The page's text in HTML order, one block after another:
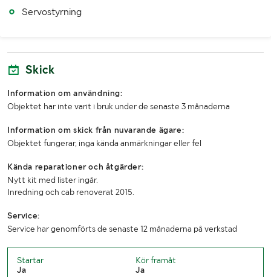
Fordonskategori EU
1:a reg./1:a trafik sv.
Senaste godkända besiktning
Antal nycklar
MÅTT OCH VIKT:
Tjänstevikt / Lastvikt (kg)
Totalvikt (kg)
Längd (mm)
Servostyrning
Skick
Information om användning:
Objektet har inte varit i bruk under de senaste 3 månaderna
Information om skick från nuvarande ägare:
Objektet fungerar, inga kända anmärkningar eller fel
Kända reparationer och åtgärder:
Nytt kit med lister ingår.
Inredning och cab renoverat 2015.
Service:
Service har genomförts de senaste 12 månaderna på verkstad
Startar
Ja
Kör framåt
Ja